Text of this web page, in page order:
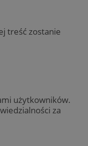
treść zostanie
użytkowników.
za